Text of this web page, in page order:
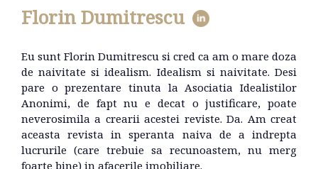
Florin Dumitrescu
Eu sunt Florin Dumitrescu si cred ca am o mare doza
de naivitate si idealism. Idealism si naivitate. Desi
pare o prezentare tinuta la Asociatia Idealistilor
Anonimi, de fapt nu e decat o justificare, poate
neverosimila a crearii acestei reviste. Da. Am creat
aceasta revista in speranta naiva de a indrepta
lucrurile (care trebuie sa recunoastem, nu merg
foarte bine) in afacerile imobiliare.